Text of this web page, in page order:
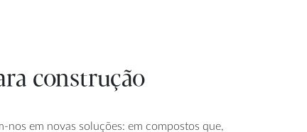
construção
nos em novas soluções: em compostos que,